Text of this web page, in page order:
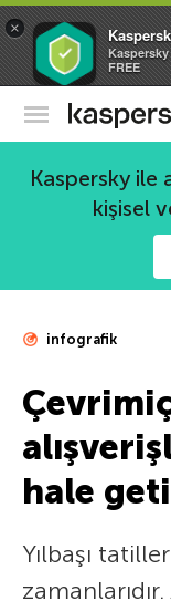
×
Kaspersky
FREE
Kaspersky ile
kişisel
infografik
hale
Yılbaşı